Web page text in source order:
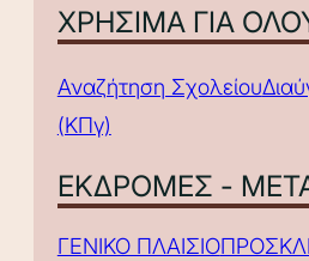
ΧΡΗΣΙΜΑ ΓΙΑ
Αναζήτηση Σχολείου
(ΚΠγ)
ΕΚΔΡΟΜΕΣ -
ΓΕΝΙΚΟ ΠΛΑΙΣΙΟ